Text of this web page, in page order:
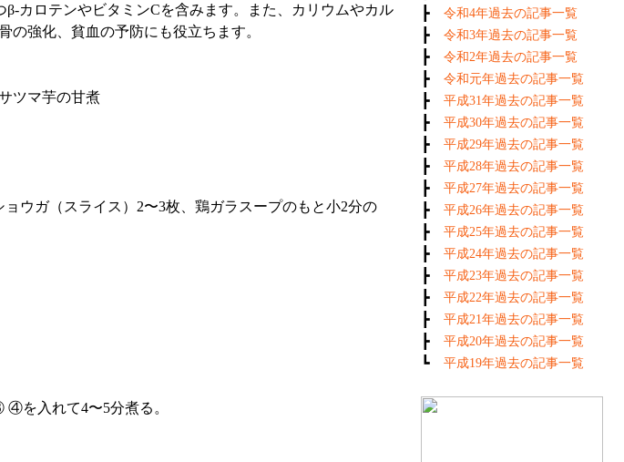
カロテンやビタミンCを含みます。また、カリウムやカル
の強化、貧血の予防にも役立ちます。
ツマ芋の甘煮
ウガ（スライス）2〜3枚、鶏ガラスープのもと小2分の
を入れて4〜5分煮る。
┣ 令和4年過去の記事一覧
┣ 令和3年過去の記事一覧
┣ 令和2年過去の記事一覧
┣ 令和元年過去の記事一覧
┣ 平成31年過去の記事一覧
┣ 平成30年過去の記事一覧
┣ 平成29年過去の記事一覧
┣ 平成28年過去の記事一覧
┣ 平成27年過去の記事一覧
┣ 平成26年過去の記事一覧
┣ 平成25年過去の記事一覧
┣ 平成24年過去の記事一覧
┣ 平成23年過去の記事一覧
┣ 平成22年過去の記事一覧
┣ 平成21年過去の記事一覧
┣ 平成20年過去の記事一覧
┗ 平成19年過去の記事一覧